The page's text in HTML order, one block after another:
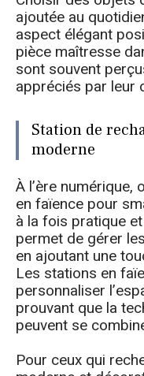
ajoutée au
aspect élégant
pièce maîtresse
sont souvent
appréciés par leur
Station de
moderne
À l’ère
en faïence pour
à la fois pratique
permet de gérer
en ajoutant une
Les stations en
personnaliser
prouvant que la
peuvent se
Pour ceux qui